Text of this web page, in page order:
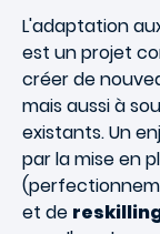
L'adaptation
est un projet
créer de
mais aussi à
existants. Un
par la mise en
et de